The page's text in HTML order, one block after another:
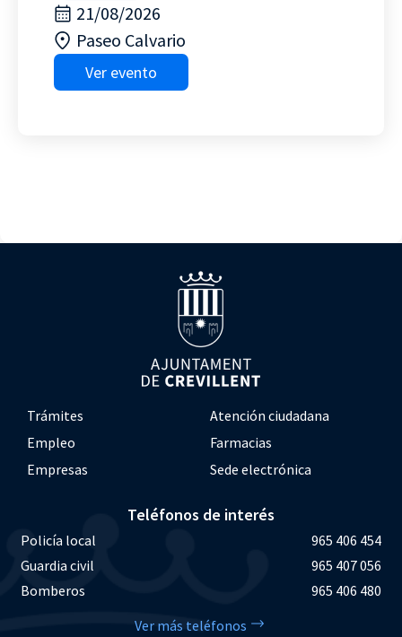
21/08/2026
Paseo Calvario
Ver evento
Trámites
Atención ciudadana
Empleo
Farmacias
Empresas
Sede electrónica
Teléfonos de interés
Policía local
965 406 454
Guardia civil
965 407 056
Bomberos
965 406 480
Ver más teléfonos